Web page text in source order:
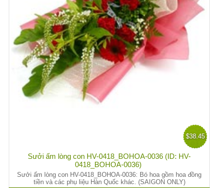
$38.45
Sưởi ấm lòng con HV-0418_BOHOA-0036 (ID: HV-
0418_BOHOA-0036)
Sưởi ấm lòng con HV-0418_BOHOA-0036: Bó hoa gồm hoa đồng
tiền và các phụ liệu Hàn Quốc khác. (SAIGON ONLY)